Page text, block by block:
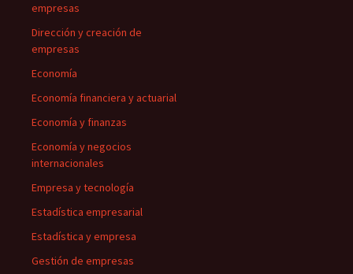
empresas
Dirección y creación de
empresas
Economía
Economía financiera y actuarial
Economía y finanzas
Economía y negocios
internacionales
Empresa y tecnología
Estadística empresarial
Estadística y empresa
Gestión de empresas